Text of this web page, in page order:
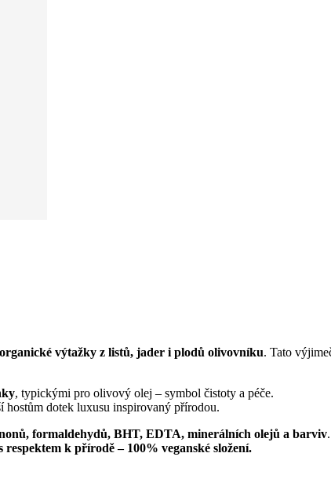
organické výtažky z listů, jader i plodů olivovníku. Tato
, typickými pro olivový olej – symbol čistoty a péče.
hostům dotek luxusu inspirovaný přírodou.
formaldehydů, BHT, EDTA, minerálních olejů a barviv.
respektem k přírodě – 100% veganské složení.